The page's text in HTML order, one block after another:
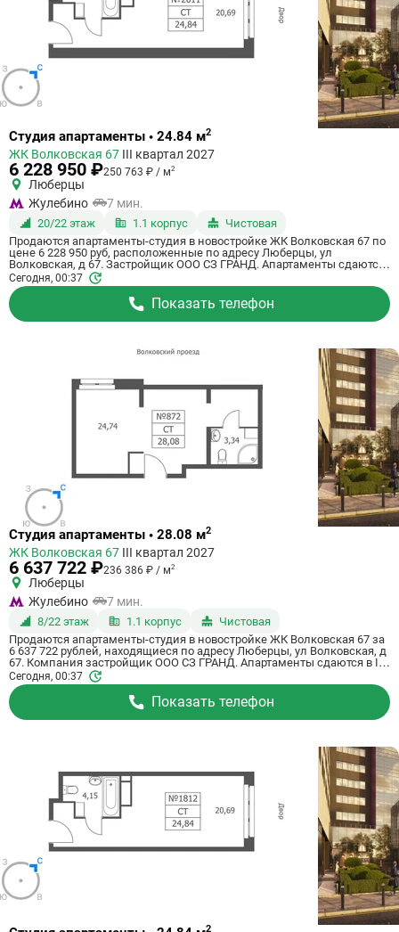
Ссылка
квартиру
Студия апартаменты • 24.84 м2
ЖК Волковская 67 III квартал 2027
6 228 950 ₽250 763 ₽ / м2
Люберцы
Жулебино
7 мин.
20/22 этаж 1.1 корпус
Чистовая
Продаются апартаменты-студия в новостройке ЖК Волковская 67 по
цене 6 228 950 руб, расположенные по адресу Люберцы, ул
Волковская, д 67. Застройщик ООО СЗ ГРАНД. Апартаменты сдаются
в 3 квартале 2027 года с чистовой отделкой, в 20 минутах на машине
от метро Некрасовка. Общая площадь апартаментов - 24.84 кв. м.
Этаж 20 из 21. ID апартаментов на СтройкиРУ 725094, сообщите его
когда будете звонить.
Сегодня, 00:37
Показать телефон
Ссылка
квартиру
Студия апартаменты • 28.08 м2
ЖК Волковская 67 III квартал 2027
6 637 722 ₽236 386 ₽ / м2
Люберцы
Жулебино
7 мин.
8/22 этаж 1.1 корпус
Чистовая
Продаются апартаменты-студия в новостройке ЖК Волковская 67 за
6 637 722 рублей, находящиеся по адресу Люберцы, ул Волковская, д
67. Компания застройщик ООО СЗ ГРАНД. Апартаменты сдаются в III
квартале 2027 года с чистовой отделкой, в 20 минутах на машине от
станции метрополитена Некрасовка. Общая площадь апартаментов -
28.08 м². Этаж 8 из 21. ID апартаментов на СтройкиРУ 725114,
назовите его когда будете звонить.
Сегодня, 00:37
Показать телефон
2